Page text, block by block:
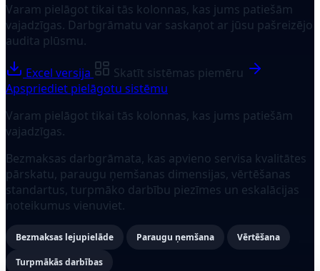
Varam pielāgot tikai tās kolonnas, kas jums patiešām
vajadzīgas. Darbgrāmatu var saskaņot ar jūsu pašreizējo
audita plūsmu.
Excel versija
Skatīt sistēmas piemēru
Apspriediet pielāgotu sistēmu
Varam pielāgot tikai tās kolonnas, kas jums patiešām
vajadzīgas.
Bezmaksas darbgrāmata, kas apvieno servisa kvalitātes
pārskatu, paraugu ņemšanas dimensijas, vērtēšanas
standartus, turpmāko darbību piezīmes un eskalācijas
noteikumus vienuviet.
Bezmaksas lejupielāde Paraugu ņemšana Vērtēšana
Turpmākās darbības